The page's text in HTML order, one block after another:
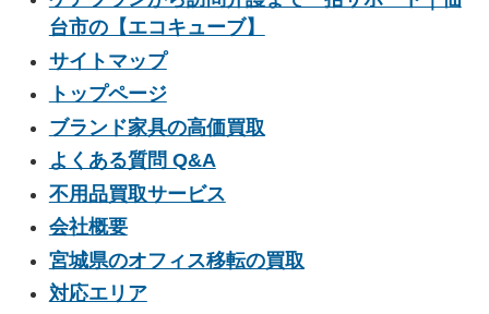
台市の【エコキューブ】
サイトマップ
トップページ
ブランド家具の高価買取
よくある質問 Q&A
不用品買取サービス
会社概要
宮城県のオフィス移転の買取
対応エリア